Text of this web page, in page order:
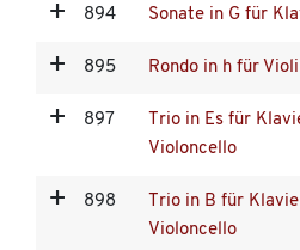
894 Sonate in G für
895 Rondo in h für
897
Trio in Es für
Violoncello
898
Trio in B für
Violoncello